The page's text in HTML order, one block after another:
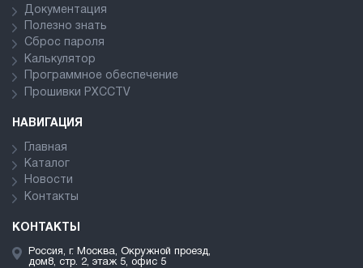
Документация
Полезно знать
Сброс пароля
Калькулятор
Программное обеспечение
Прошивки PXCCTV
НАВИГАЦИЯ
Главная
Каталог
Новости
Контакты
КОНТАКТЫ
Россия, г. Москва, Окружной проезд,
дом8, стр. 2, этаж 5, офис 5